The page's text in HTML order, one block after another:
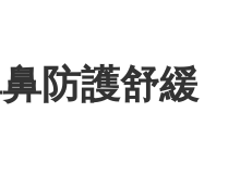
防護舒緩